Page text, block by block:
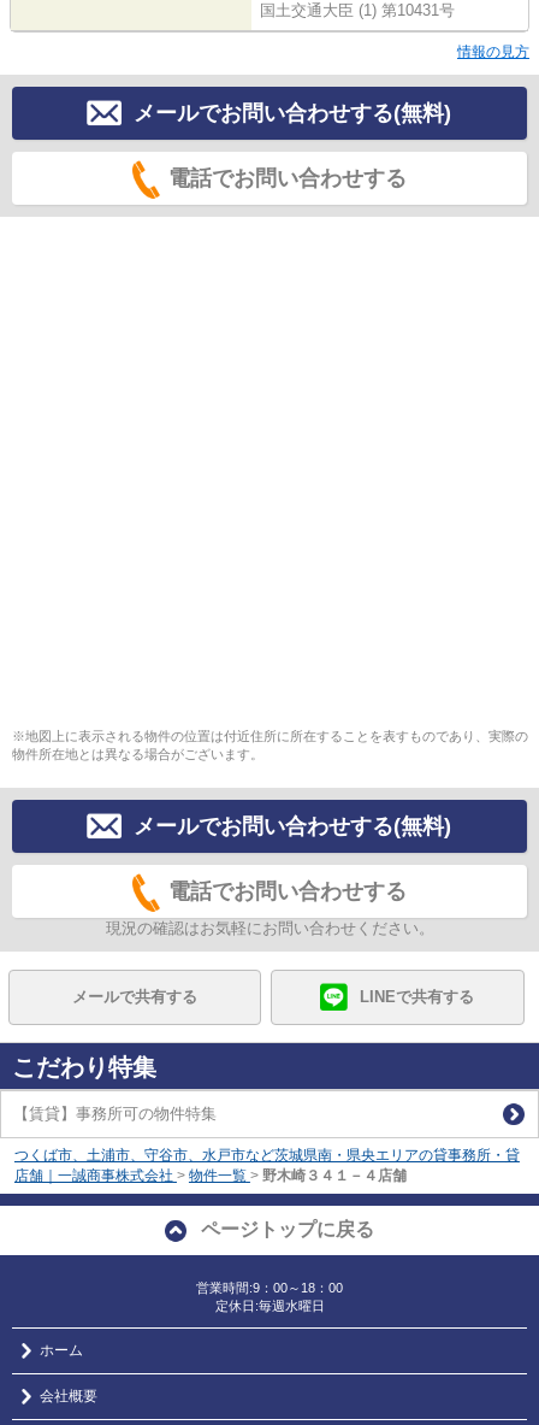
国土交通大臣 (1) 第10431号
情報の見方
メールでお問い合わせする(無料)
電話でお問い合わせする
※地図上に表示される物件の位置は付近住所に所在することを表すものであり、実際の
物件所在地とは異なる場合がございます。
メールでお問い合わせする(無料)
電話でお問い合わせする
現況の確認はお気軽にお問い合わせください。
メールで共有する LINEで共有する
こだわり特集
【賃貸】事務所可の物件特集
つくば市、土浦市、守谷市、水戸市など茨城県南・県央エリアの貸事務所・貸
店舗｜一誠商事株式会社 > 物件一覧 > 野木崎３４１－４店舗
ページトップに戻る
営業時間:9：00～18：00
定休日:毎週水曜日
ホーム
会社概要